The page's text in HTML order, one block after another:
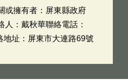
或擁有者：屏東縣政府
人：戴秋華聯絡電話：
地址：屏東市大連路69號